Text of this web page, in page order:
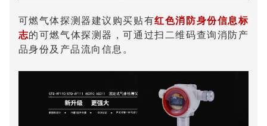
可燃气体探测器建议购买贴有红色消防身份信息标
志的可燃气体探测器，可通过扫二维码查询消防产
品身份及产品流向信息。